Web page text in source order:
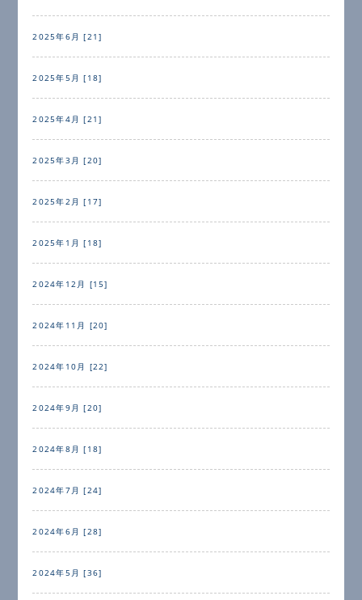
2025年6月 [21]
2025年5月 [18]
2025年4月 [21]
2025年3月 [20]
2025年2月 [17]
2025年1月 [18]
2024年12月 [15]
2024年11月 [20]
2024年10月 [22]
2024年9月 [20]
2024年8月 [18]
2024年7月 [24]
2024年6月 [28]
2024年5月 [36]